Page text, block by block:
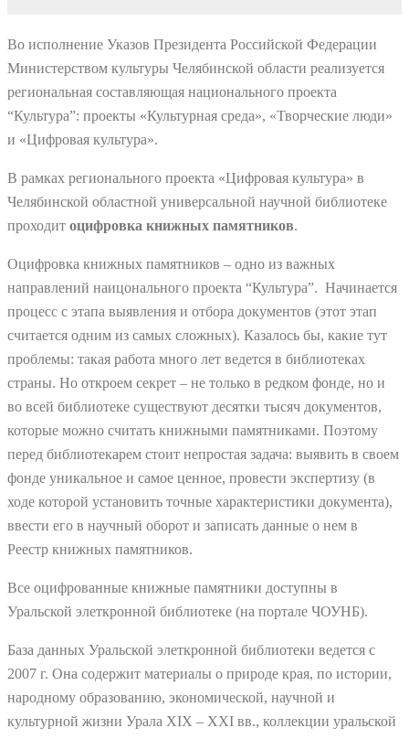
Во исполнение Указов Президента Российской Федерации
Министерством культуры Челябинской области реализуется
региональная составляющая национального проекта
“Культура”: проекты «Культурная среда», «Творческие люди»
и «Цифровая культура».
В рамках регионального проекта «Цифровая культура» в
Челябинской областной универсальной научной библиотеке
проходит оцифровка книжных памятников.
Оцифровка книжных памятников – одно из важных
направлений наицонального проекта “Культура”. Начинается
процесс с этапа выявления и отбора документов (этот этап
считается одним из самых сложных). Казалось бы, какие тут
проблемы: такая работа много лет ведется в библиотеках
страны. Но откроем секрет – не только в редком фонде, но и
во всей библиотеке существуют десятки тысяч документов,
которые можно считать книжными памятниками. Поэтому
перед библиотекарем стоит непростая задача: выявить в своем
фонде уникальное и самое ценное, провести экспертизу (в
ходе которой установить точные характеристики документа),
ввести его в научный оборот и записать данные о нем в
Реестр книжных памятников.
Все оцифрованные книжные памятники доступны в
Уральской элеткронной библиотеке (на портале ЧОУНБ).
База данных Уральской элеткронной библиотеки ведется с
2007 г. Она содержит материалы о природе края, по истории,
народному образованию, экономической, научной и
культурной жизни Урала XIX – XXI вв., коллекции уральской